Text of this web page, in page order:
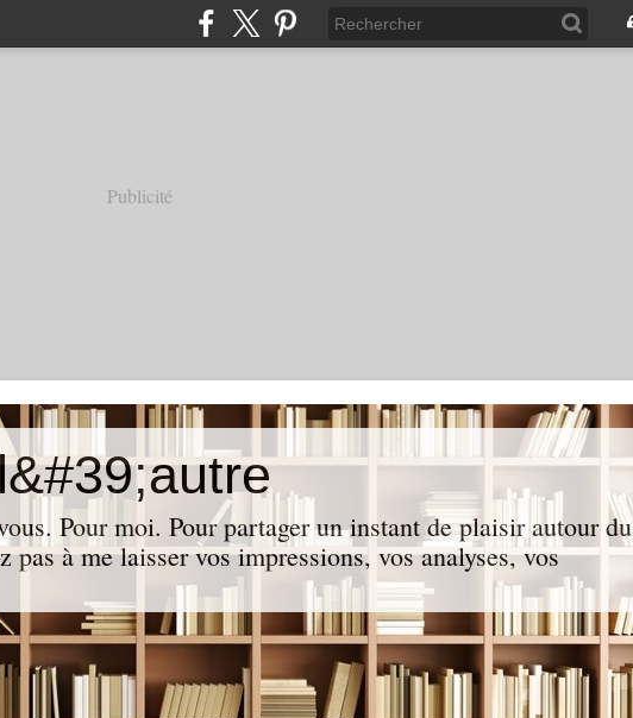
Publicité
Pour moi. Pour partager un instant de plaisir autour du
à me laisser vos impressions, vos analyses, vos